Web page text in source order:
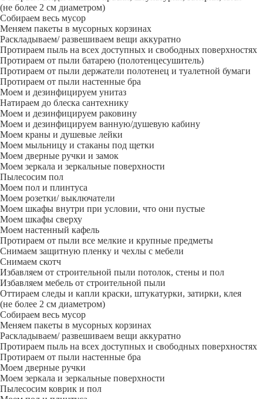
(не более 2 см диаметром)
Собираем весь мусор
Меняем пакеты в мусорных корзинах
Раскладываем/ развешиваем вещи аккуратно
Протираем пыль на всех доступных и свободных поверхностях
Протираем от пыли батарею (полотенцесушитель)
Протираем от пыли держатели полотенец и туалетной бумаги
Протираем от пыли настенные бра
Моем и дезинфицируем унитаз
Натираем до блеска сантехнику
Моем и дезинфицируем раковину
Моем и дезинфицируем ванную/душевую кабину
Моем краны и душевые лейки
Моем мыльницу и стаканы под щетки
Моем дверные ручки и замок
Моем зеркала и зеркальные поверхности
Пылесосим пол
Моем пол и плинтуса
Моем розетки/ выключатели
Моем шкафы внутри при условии, что они пустые
Моем шкафы сверху
Моем настенный кафель
Протираем от пыли все мелкие и крупные предметы
Снимаем защитную пленку и чехлы с мебели
Снимаем скотч
Избавляем от строительной пыли потолок, стены и пол
Избавляем мебель от строительной пыли
Оттираем следы и капли краски, штукатурки, затирки, клея
(не более 2 см диаметром)
Собираем весь мусор
Меняем пакеты в мусорных корзинах
Раскладываем/ развешиваем вещи аккуратно
Протираем пыль на всех доступных и свободных поверхностях
Протираем от пыли настенные бра
Моем дверные ручки
Моем зеркала и зеркальные поверхности
Пылесосим коврик и пол